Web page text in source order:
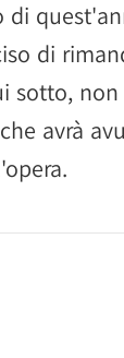
di
di
sotto,
avrà